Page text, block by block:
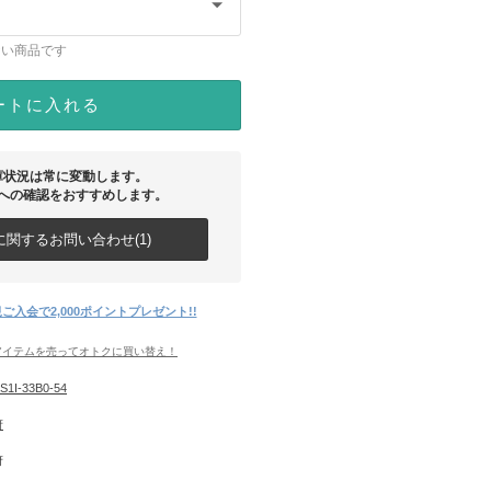
商品です
トに入れる
況は常に変動します。
の確認をおすすめします。
関するお問い合わせ(1)
ご入会で2,000ポイントプレゼント!!
テムを売ってオトクに買い替え！
33B0-54